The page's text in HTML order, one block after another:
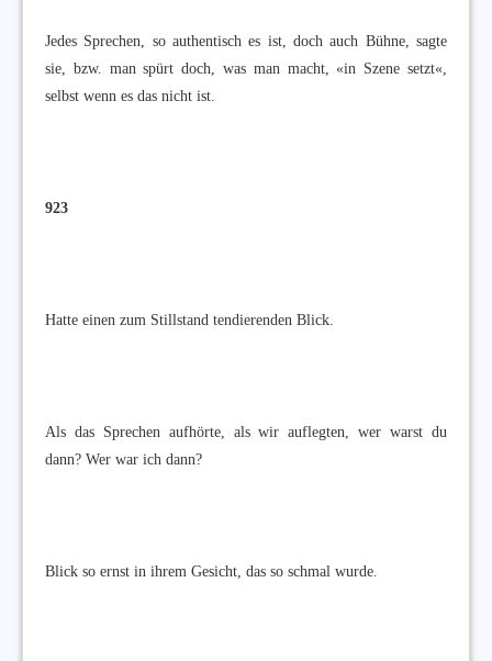
Jedes Sprechen, so authentisch es ist, doch auch Bühne, sagte
sie, bzw. man spürt doch, was man macht, «in Szene setzt«,
selbst wenn es das nicht ist.
923
Hatte einen zum Stillstand tendierenden Blick.
Als das Sprechen aufhörte, als wir auflegten, wer warst du
dann? Wer war ich dann?
Blick so ernst in ihrem Gesicht, das so schmal wurde.